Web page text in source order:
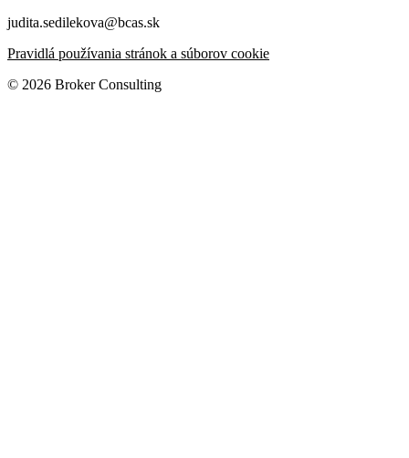
judita.sedilekova@bcas.sk
Pravidlá používania stránok a súborov cookie
© 2026 Broker Consulting